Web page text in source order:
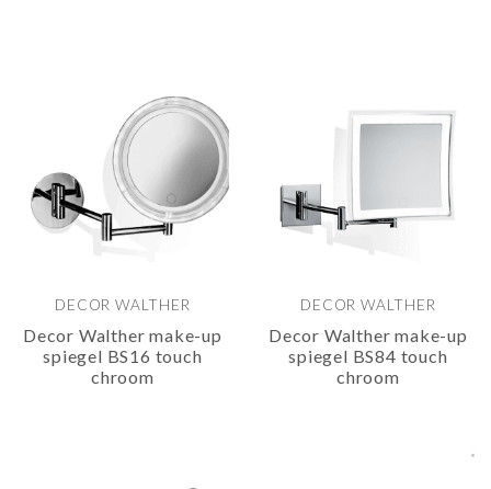
DECOR WALTHER
Decor Walther make-up
spiegel BS16 touch
chroom
DECOR WALTHER
Decor Walther make-up
spiegel BS84 touch
chroom